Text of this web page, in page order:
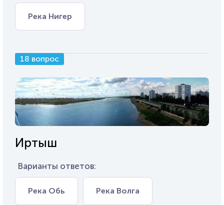
Река Нигер
18 вопрос
Иртыш
Варианты ответов:
Река Обь Река Волга